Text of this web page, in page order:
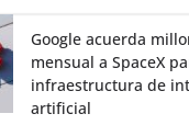
Google acuerda
mensual a SpaceX
infraestructura de
artificial